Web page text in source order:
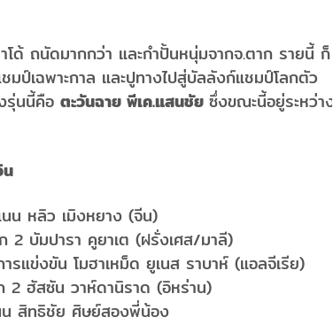
ด้ ถนัดมากกว่า และกำปั้นหนุ่มจากจ.ตาก รายนี้ ก็
มป์เฉพาะกาล และปูทางไปสู่บัลลังก์แชมป์โลกตัว
รุ่นนี้คือ ตะวันฉาย พีเค.แสนชัย ซึ่งขณะนี้อยู่ระหว่าง
น หลิว เมิงหยาง (จีน)
บัมปารา คูยาเต (ฝรั่งเศส/มาลี)
แข่งขัน โมฮาเหม็ด ยูเนส ราบาห์ (แอลจีเรีย)
ฮัสซัน วาห์ดานิราด (อิหร่าน)
สิทธิชัย ศิษย์สองพี่น้อง